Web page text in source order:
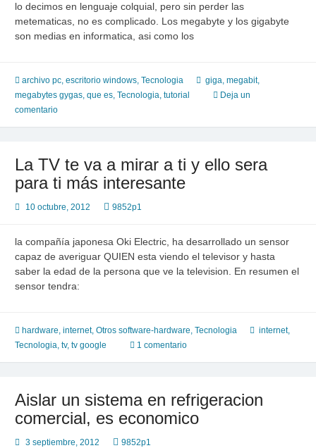
lo decimos en lenguaje colquial, pero sin perder las
metematicas, no es complicado. Los megabyte y los gigabyte
son medias en informatica, asi como los
archivo pc, escritorio windows, Tecnologia giga, megabit,
megabytes gygas, que es, Tecnologia, tutorial
Deja un
comentario
La TV te va a mirar a ti y ello sera
para ti más interesante
10 octubre, 2012 9852p1
la compañía japonesa Oki Electric, ha desarrollado un sensor
capaz de averiguar QUIEN esta viendo el televisor y hasta
saber la edad de la persona que ve la television. En resumen el
sensor tendra:
hardware, internet, Otros software-hardware, Tecnologia internet,
Tecnologia, tv, tv google 1 comentario
Aislar un sistema en refrigeracion
comercial, es economico
3 septiembre, 2012 9852p1